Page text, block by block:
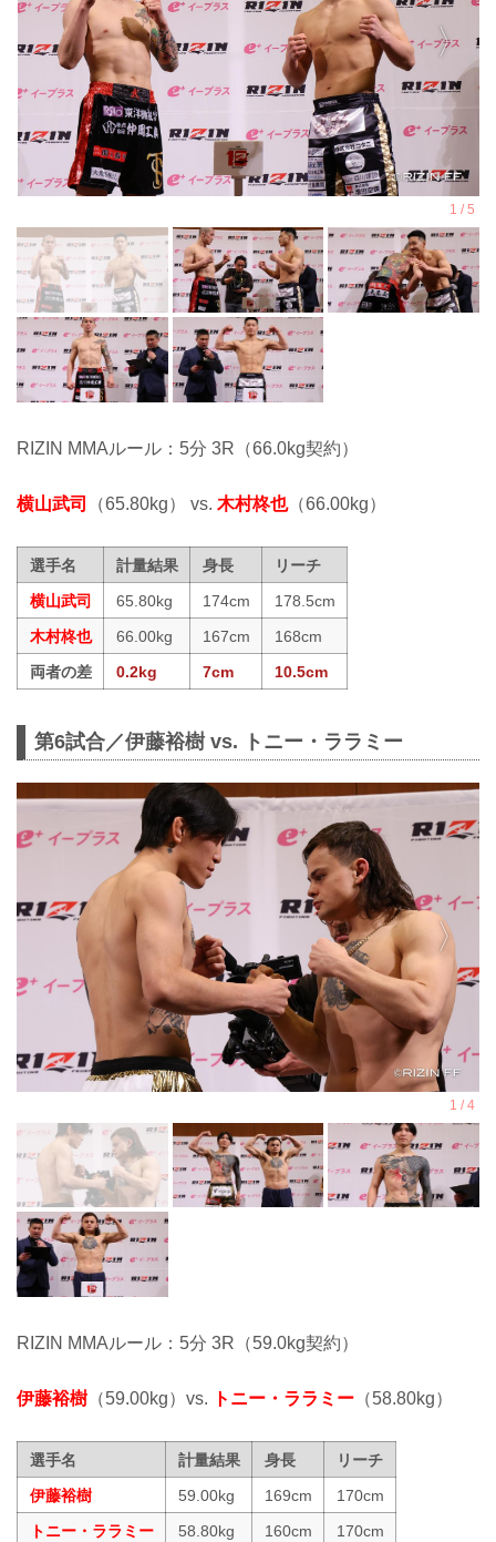
RIZIN MMAルール：5分 3R（66.0kg契約）
横山武司 （65.80kg） vs. 木村柊也（66.00kg）
選手名 計量結果 身長
リーチ
横山武司
65.80kg 174cm
178.5cm
木村柊也
66.00kg 167cm
168cm
両者の差
0.2kg 7cm 10.5cm
第6試合／伊藤裕樹 vs. トニー・ララミー
RIZIN MMAルール：5分 3R（59.0kg契約）
伊藤裕樹 （59.00kg）vs. トニー・ララミー （58.80kg）
選手名 計量結果 身長
リーチ
伊藤裕樹
59.00kg 169cm
170cm
トニー・ララミー
58.80kg 160cm
170cm